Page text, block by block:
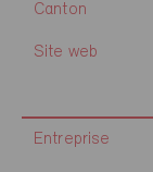
Canton
Site web
Entreprise